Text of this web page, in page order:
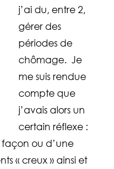
j’ai du, entre 2,
gérer des
périodes de
chômage. Je
me suis rendue
compte que
j’avais alors un
certain réflexe :
ou d’une
« creux » ainsi et